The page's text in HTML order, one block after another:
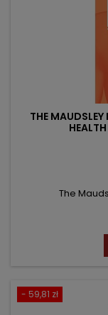
THE
The
- 59,81 zł